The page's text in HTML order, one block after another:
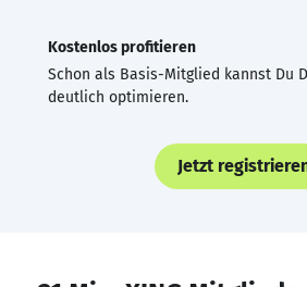
Kostenlos profitieren
Schon als Basis-Mitglied kannst Du
deutlich optimieren.
Jetzt